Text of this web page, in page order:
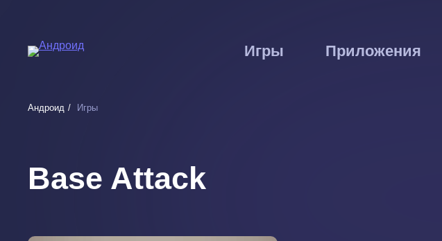
основному
Игры Приложения
Андроид Игры
Base Attack